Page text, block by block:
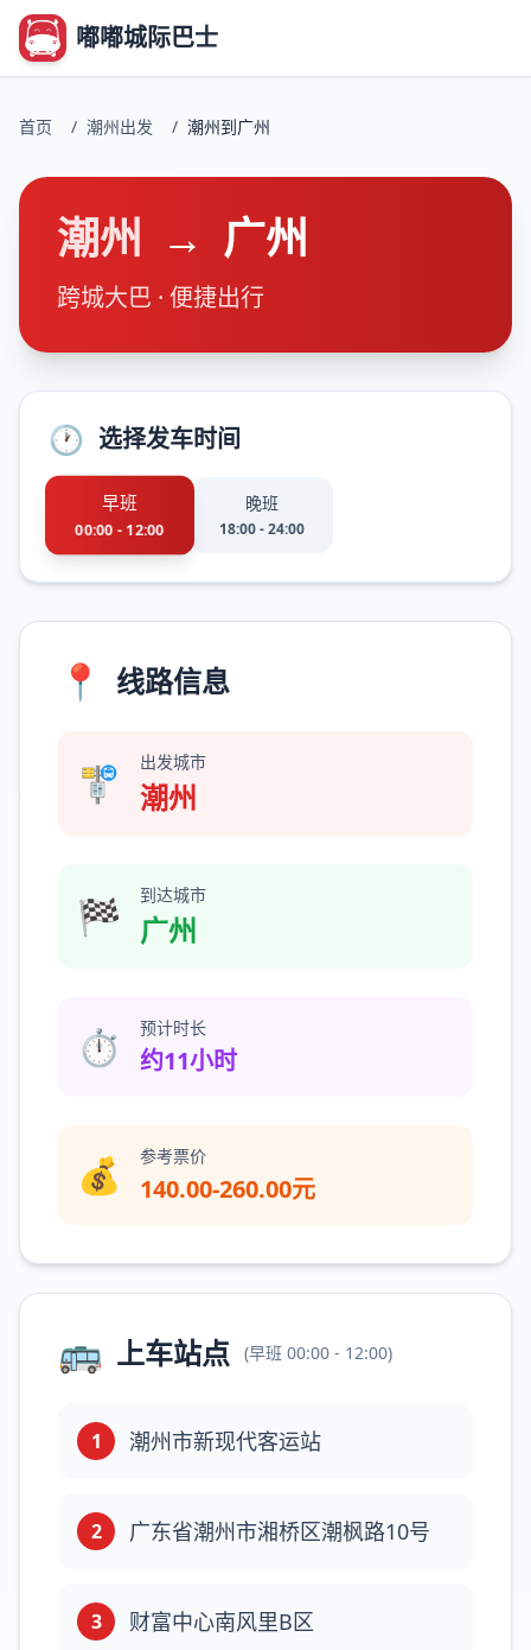
嘟嘟城际巴士
首页 / 潮州出发 / 潮州到广州
潮州 → 广州
跨城大巴 · 便捷出行
🕐 选择发车时间
早班
00:00 - 12:00
晚班
18:00 - 24:00
📍 线路信息
🚏 出发城市
潮州
🏁 到达城市
广州
⏱️ 预计时长
约11小时
💰 参考票价
140.00-260.00元
🚌 上车站点 (早班 00:00 - 12:00)
1 潮州市新现代客运站
2 广东省潮州市湘桥区潮枫路10号
3 财富中心南风里B区